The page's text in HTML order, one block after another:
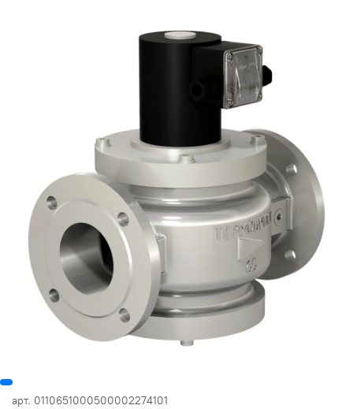
арт. 0110651000500002274101